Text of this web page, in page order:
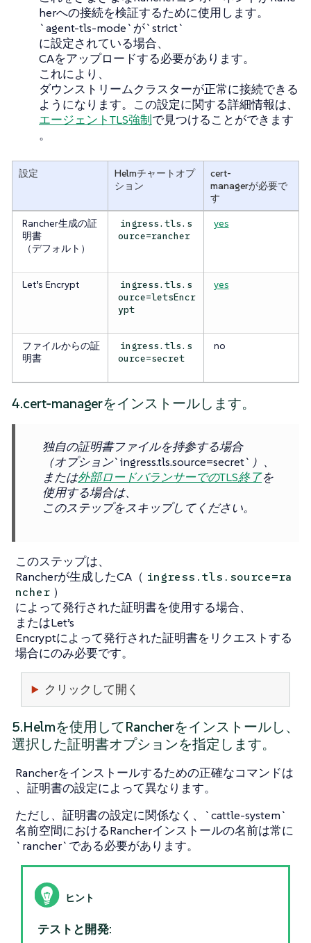
herへの接続を検証するために使用します。
`agent-tls-mode`が`strict`
に設定されている場合、
CAをアップロードする必要があります。
これにより、
ダウンストリームクラスターが正常に接続できる
ようになります。この設定に関する詳細情報は、
エージェントTLS強制で見つけることができます
。
設定
Helmチャートオプ
ション
cert-
managerが必要で
す
Rancher生成の証
明書
（デフォルト）
ingress.tls.s
ource=rancher
yes
Let’s Encrypt
ingress.tls.s
ource=letsEncr
ypt
yes
ファイルからの証
明書
ingress.tls.s
ource=secret
no
4.cert-managerをインストールします。
独自の証明書ファイルを持参する場合
（オプション`ingress.tls.source=secret`）、
または外部ロードバランサーでのTLS終了を
使用する場合は、
このステップをスキップしてください。
このステップは、
Rancherが生成したCA（ ingress.tls.source=ra
ncher ）
によって発行された証明書を使用する場合、
またはLet’s
Encryptによって発行された証明書をリクエストする
場合にのみ必要です。
クリックして開く
5.Helmを使用してRancherをインストールし、
選択した証明書オプションを指定します。
Rancherをインストールするための正確なコマンドは
、証明書の設定によって異なります。
ただし、証明書の設定に関係なく、`cattle-system`
名前空間におけるRancherインストールの名前は常に
`rancher`である必要があります。
テストと開発: